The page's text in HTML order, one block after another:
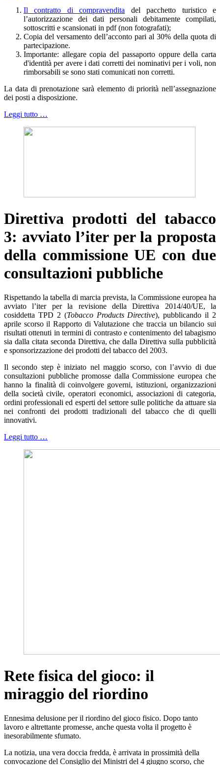
Il contratto di compravendita del pacchetto turistico e
l’autorizzazione dei dati personali debitamente compilati,
sottoscritti e scansionati in pdf (non fotografati);
Copia del versamento dell’acconto pari al 30% della quota di
partecipazione.
Importante: allegare copia del passaporto oppure della carta
d'identità per avere i dati corretti dei nominativi per i voli, non
rimborsabili se sono stati comunicati non corretti.
La data di prenotazione sarà elemento di priorità nell’assegnazione
dei posti a disposizione.
Leggi tutto …
Direttiva prodotti del tabacco
3: avviato l’iter per la proposta
della commissione UE con due
consultazioni pubbliche
Rispettando la tabella di marcia prevista, la Commissione europea ha
avviato l’iter per la revisione della Direttiva 2014/40/UE, la
cosiddetta TPD 2 (Tobacco Products Directive), pubblicando il 2
aprile scorso il Rapporto di Valutazione che traccia un bilancio sui
risultati ottenuti in termini di contrasto e contenimento del tabagismo
sia dalla citata seconda Direttiva, che dalla Direttiva sulla pubblicità
e sponsorizzazione dei prodotti del tabacco del 2003.
Il secondo step è iniziato nel maggio scorso, con l’avvio di due
consultazioni pubbliche promosse dalla Commissione europea che
hanno la finalità di coinvolgere governi, istituzioni, organizzazioni
della società civile, operatori economici, associazioni di categoria,
ordini professionali ed esperti del settore sulle politiche da attuare sia
nei confronti dei prodotti tradizionali del tabacco che di quelli
innovativi.
Leggi tutto …
Rete fisica del gioco: il
miraggio del riordino
Ennesima delusione per il riordino del gioco fisico. Dopo tanto
lavoro e altrettante promesse, anche questa volta il progetto è
inesorabilmente sfumato.
La notizia, una vera doccia fredda, è arrivata in prossimità della
convocazione del Consiglio dei Ministri del 4 giugno scorso, che